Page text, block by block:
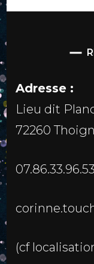
Adresse :
Lieu dit
72260
07.86.33.96.53
(cf